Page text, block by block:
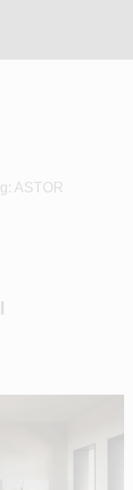
ASTOR